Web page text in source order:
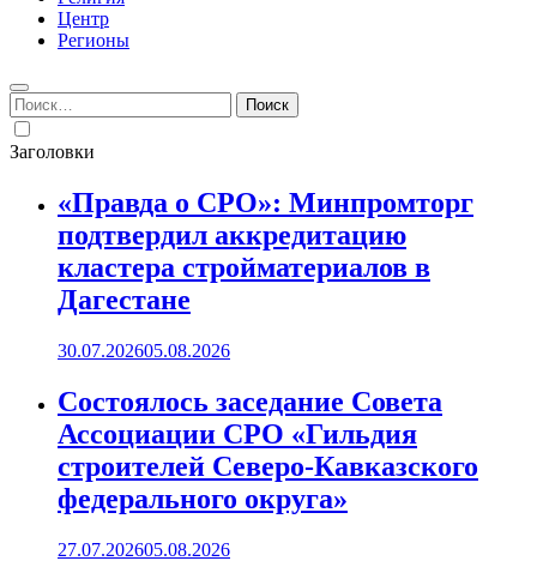
Центр
Регионы
Найти:
Заголовки
«Правда о СРО»: Минпромторг
подтвердил аккредитацию
кластера стройматериалов в
Дагестане
30.07.202605.08.2026
Состоялось заседание Совета
Ассоциации СРО «Гильдия
строителей Северо-Кавказского
федерального округа»
27.07.202605.08.2026